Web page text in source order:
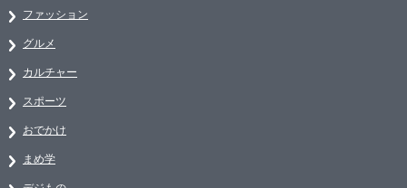
ファッション
グルメ
カルチャー
スポーツ
おでかけ
まめ学